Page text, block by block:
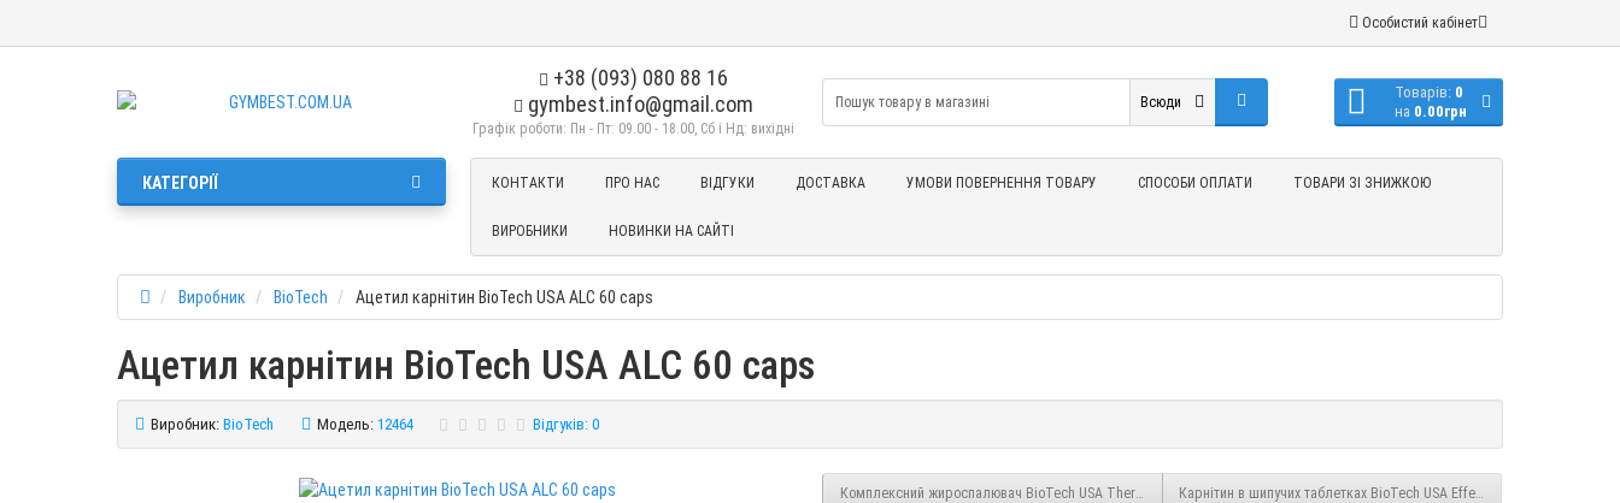
Особистий кабінет
+38 (093) 080 88 16
gymbest.info@gmail.com
Графік роботи: Пн - Пт: 09.00 - 18.00, Сб і Нд: вихідні
Товарів: 0
на 0.00грн
Всюди
КАТЕГОРІЇ КОНТАКТИ ПРО НАС ВІДГУКИ ДОСТАВКА УМОВИ ПОВЕРНЕННЯ ТОВАРУ СПОСОБИ ОПЛАТИ ТОВАРИ ЗІ ЗНИЖКОЮ
ВИРОБНИКИ НОВИНКИ НА САЙТІ
Виробник BioTech Ацетил карнітин BioTech USA ALC 60 caps
Ацетил карнітин BioTech USA ALC 60 caps
Виробник: BioTech Модель: 12464 Відгуків: 0
Комплексний жироспалювач BioTech USA Thermo Drine Shot 20x60 mlКарнітин в шипучих таблетках BioTech USA Effervescent L-Carnitine